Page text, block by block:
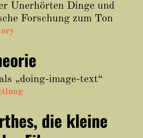
Unerhörten Dinge und
Forschung zum Ton
„doing-image-text“
die kleine